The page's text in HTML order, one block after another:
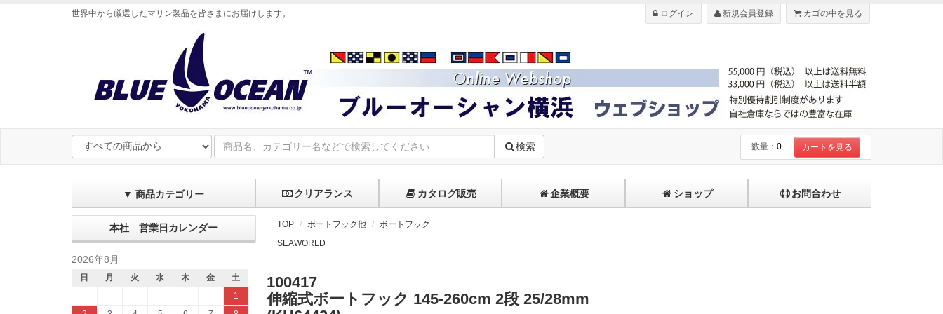
世界中から厳選したマリン製品を皆さまにお届けします。 ログイン 新規会員登録 カゴの中を見る
検索 数量： 0 カートを見る
▼ 商品カテゴリー クリアランス カタログ販売 企業概要 ショップ お問合わせ
TOP ボートフック他
ボートフック
SEAWORLD
100417
伸縮式ボートフック 145-260cm 2段 25/28mm
本社 営業日カレンダー
2026年8月
日 月 火 水 木 金
土
1